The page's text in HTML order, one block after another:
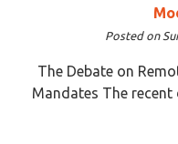
Posted on
The Debate on
Mandates The